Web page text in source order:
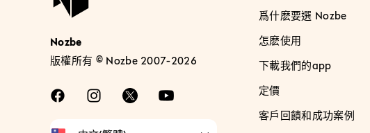
Nozbe
版權所有 © Nozbe 2007-2026
爲什麽要選 Nozbe
怎麽使用
下載我們的app
定價
客戶回饋和成功案例